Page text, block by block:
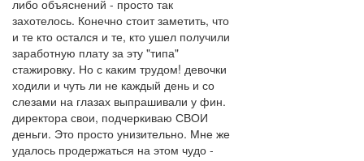
либо объяснений - просто так
захотелось. Конечно стоит заметить, что
и те кто остался и те, кто ушел получили
заработную плату за эту "типа"
стажировку. Но с каким трудом! девочки
ходили и чуть ли не каждый день и со
слезами на глазах выпрашивали у фин.
директора свои, подчеркиваю СВОИ
деньги. Это просто унизительно. Мне же
удалось продержаться на этом чудо -